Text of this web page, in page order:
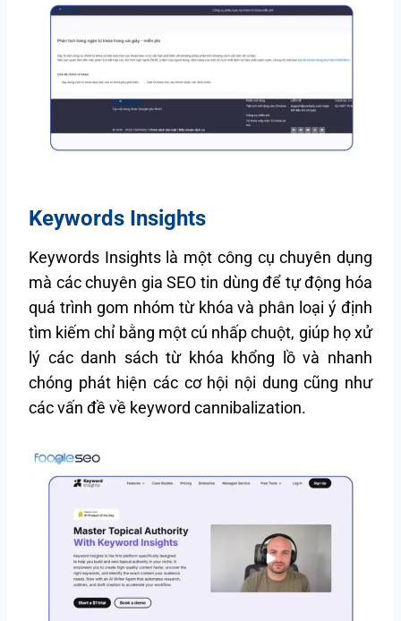
Keywords Insights
Keywords Insights là một công cụ chuyên dụng
mà các chuyên gia SEO tin dùng để tự động hóa
quá trình gom nhóm từ khóa và phân loại ý định
tìm kiếm chỉ bằng một cú nhấp chuột, giúp họ xử
lý các danh sách từ khóa khổng lồ và nhanh
chóng phát hiện các cơ hội nội dung cũng như
các vấn đề về keyword cannibalization.